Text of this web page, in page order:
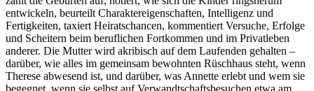
entwickeln, beurteilt Charaktereigenschaften, Intelligenz und
Fertigkeiten, taxiert Heiratschancen, kommentiert Versuche, Erfolge
und Scheitern beim beruflichen Fortkommen und im Privatleben
anderer. Die Mutter wird akribisch auf dem Laufenden gehalten –
darüber, wie alles im gemeinsam bewohnten Rüschhaus steht, wenn
Therese abwesend ist, und darüber, was Annette erlebt und wem sie
begegnet, wenn sie selbst auf Verwandtschaftsbesuchen etwa am